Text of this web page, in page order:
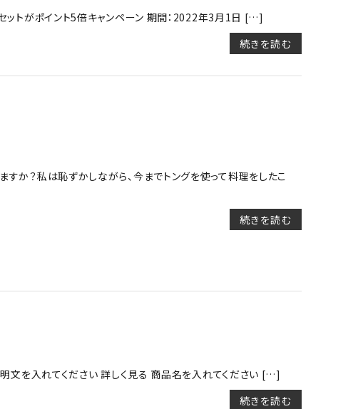
ミラブル
ットがポイント5倍キャンペーン 期間：2022年3月1日 […]
続きを読む
か？私は恥ずかしながら、今までトングを使って料理をしたこ
続きを読む
文を入れてください 詳しく見る 商品名を入れてください […]
続きを読む